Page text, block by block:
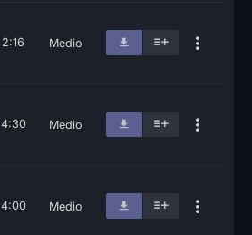
2:16 Medio
4:30 Medio
4:00 Medio